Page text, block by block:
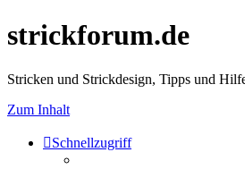
strickforum.de
Stricken und Strickdesign, Tipps und
Zum Inhalt
Schnellzugriff